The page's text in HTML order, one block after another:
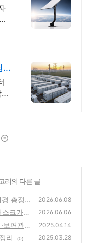
리의 다른 글
총정
2026.06.08
스크가
2026.06.06
보편관
2025.04.14
리 (0) 2025.03.28